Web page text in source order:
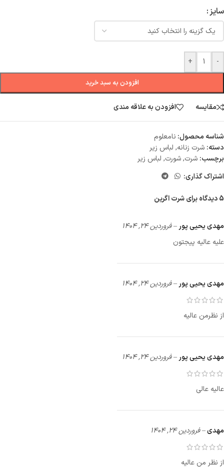
سایز
-
+
افزودن به سبد خرید
مقایسه افزودن به علاقه مندی
شناسه محصول: نامعلوم
دسته: شرت زنانه, لباس زیر
برچسب: شرت,شورت, لباس زیر
اشتراک گذاری:
5 دیدگاه برای شرت اگرین
مهدی یحیی پور–فروردین 24, 1404
علیه عالیه پیجتون
مهدی یحیی پور–فروردین 24, 1404
از نظرمن عالیه
مهدی یحیی پور–فروردین 24, 1404
عالیه عالی
مهدی–فروردین 24, 1404
از نظر من عالیه